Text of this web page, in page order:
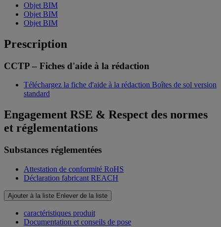
Objet BIM
Objet BIM
Objet BIM
Prescription
CCTP – Fiches d'aide à la rédaction
Téléchargez la fiche d'aide à la rédaction Boîtes de sol version
standard
Engagement RSE & Respect des normes
et réglementations
Substances réglementées
Attestation de conformité RoHS
Déclaration fabricant REACH
Ajouter à la liste Enlever de la liste
caractéristiques produit
Documentation et conseils de pose